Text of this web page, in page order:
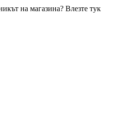
на магазина? Влезте тук